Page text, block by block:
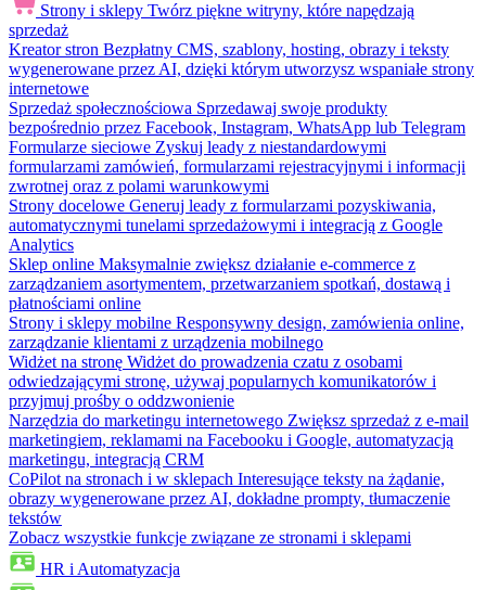
Strony i sklepy Twórz piękne witryny, które napędzają
sprzedaż
Kreator stron Bezpłatny CMS, szablony, hosting, obrazy i teksty
wygenerowane przez AI, dzięki którym utworzysz wspaniałe strony
internetowe
Sprzedaż społecznościowa Sprzedawaj swoje produkty
bezpośrednio przez Facebook, Instagram, WhatsApp lub Telegram
Formularze sieciowe Zyskuj leady z niestandardowymi
formularzami zamówień, formularzami rejestracyjnymi i informacji
zwrotnej oraz z polami warunkowymi
Strony docelowe Generuj leady z formularzami pozyskiwania,
automatycznymi tunelami sprzedażowymi i integracją z Google
Analytics
Sklep online Maksymalnie zwiększ działanie e-commerce z
zarządzaniem asortymentem, przetwarzaniem spotkań, dostawą i
płatnościami online
Strony i sklepy mobilne Responsywny design, zamówienia online,
zarządzanie klientami z urządzenia mobilnego
Widżet na stronę Widżet do prowadzenia czatu z osobami
odwiedzającymi stronę, używaj popularnych komunikatorów i
przyjmuj prośby o oddzwonienie
Narzędzia do marketingu internetowego Zwiększ sprzedaż z e-mail
marketingiem, reklamami na Facebooku i Google, automatyzacją
marketingu, integracją CRM
CoPilot na stronach i w sklepach Interesujące teksty na żądanie,
obrazy wygenerowane przez AI, dokładne prompty, tłumaczenie
tekstów
Zobacz wszystkie funkcje związane ze stronami i sklepami
HR i Automatyzacja